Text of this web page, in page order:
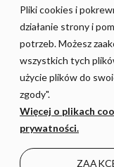
Pliki cookies i
działanie strony i
potrzeb. Możesz
wszystkich tych
użycie plików do
zgody".
Więcej o plikach
prywatności.